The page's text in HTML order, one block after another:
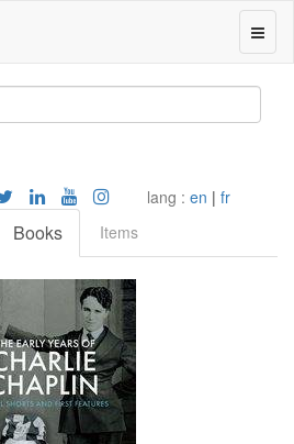
lang : en | fr
Books Items